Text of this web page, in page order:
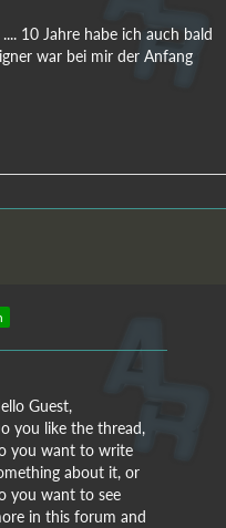
10 Jahre habe ich auch bald
war bei mir der Anfang
Guest,
you like the thread,
you want to write
about it, or
you want to see
in this forum and